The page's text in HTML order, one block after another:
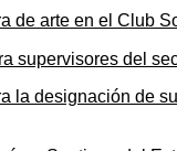
de arte en el Club
la designación de